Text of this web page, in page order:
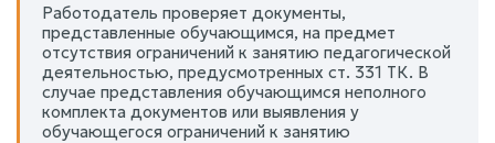
Работодатель проверяет документы,
представленные обучающимся, на предмет
отсутствия ограничений к занятию педагогической
деятельностью, предусмотренных ст. 331 ТК. В
случае представления обучающимся неполного
комплекта документов или выявления у
обучающегося ограничений к занятию